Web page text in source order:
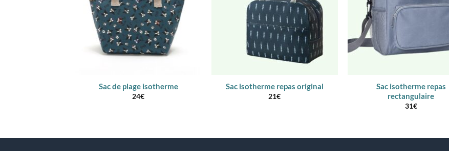
Sac de plage isotherme
24€
Sac isotherme repas original
21€
Sac isotherme repas
rectangulaire
31€